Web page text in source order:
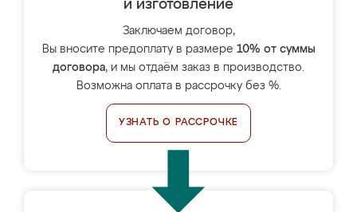
и изготовление
Заключаем договор,
Вы вносите предоплату в размере 10% от суммы
договора, и мы отдаём заказ в производство.
Возможна оплата в рассрочку без %.
УЗНАТЬ О РАССРОЧКЕ